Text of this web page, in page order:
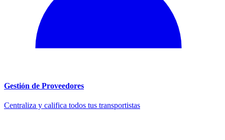
Gestión de Proveedores
Centraliza y califica todos tus transportistas